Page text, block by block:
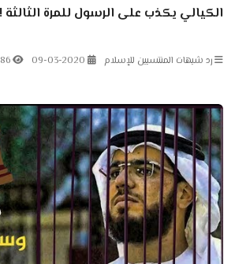
الكيالي يكذب على الرسول للمرة الثالثة
رد شبهات المنتسبين للإسلام 09-03-2020